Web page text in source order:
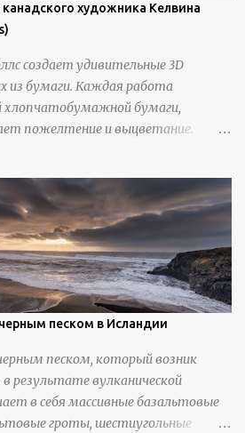
художника Келвина
создает удивительные 3D
бумаги. Каждая работа
хлопчатобумажной бумаги,
пожелтение и выцветание.
чтобы точно
источник
песком в Исландии
песком, который возник
результате вулканической
в себя массивные базальтовые
гроты, шестиугольные